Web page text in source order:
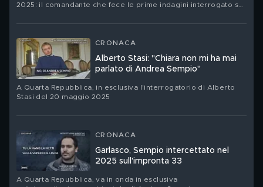
2025: il comandante che fece le prime indagini interrogato sui
CRONACA
Alberto Stasi: "Chiara non mi ha mai
parlato di Andrea Sempio"
A Quarta Repubblica, in esclusiva l'interrogatorio di Alberto
Stasi del 20 maggio 2025
CRONACA
Garlasco, Sempio intercettato nel
2025 sull’impronta 33
A Quarta Repubblica, va in onda in esclusiva